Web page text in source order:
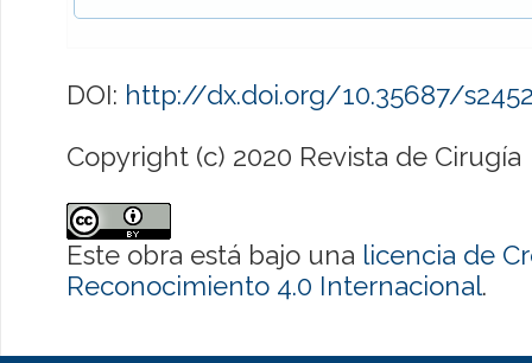
DOI: http://dx.doi.org/10.35687/
Copyright (c) 2020 Revista de Cirugía
Este obra está bajo una licencia de
Reconocimiento 4.0 Internacional.